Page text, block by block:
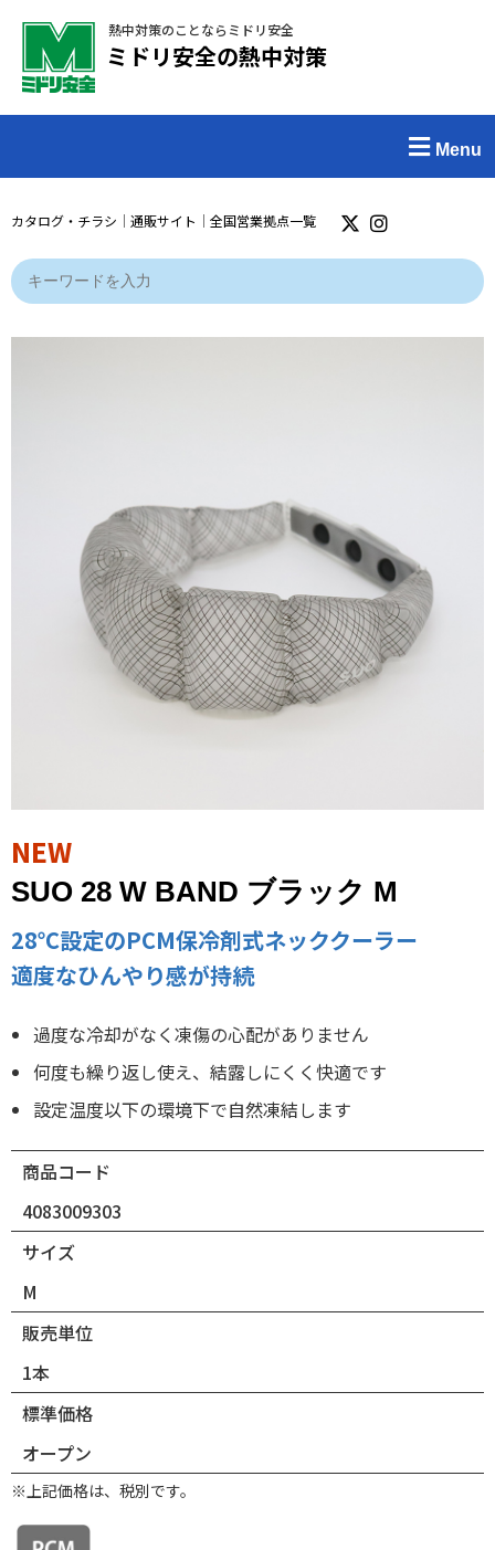
熱中対策のことならミドリ安全
ミドリ安全の熱中対策
Menu
カタログ・チラシ ｜ 通販サイト ｜ 全国営業拠点一覧
NEW
SUO 28 W BAND ブラック M
28℃設定のPCM保冷剤式ネッククーラー
適度なひんやり感が持続
過度な冷却がなく凍傷の心配がありません
何度も繰り返し使え、結露しにくく快適です
設定温度以下の環境下で自然凍結します
商品コード
4083009303
サイズ
M
販売単位
1本
標準価格
オープン
※上記価格は、税別です。